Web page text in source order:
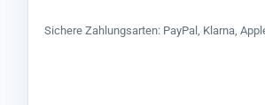
Sichere Zahlungsarten: PayPal, Klarna,